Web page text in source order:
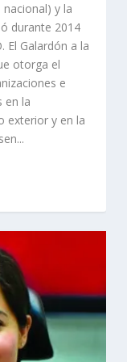
y la
durante 2014
El Galardón a la
otorga el
e
en la
exterior y en la